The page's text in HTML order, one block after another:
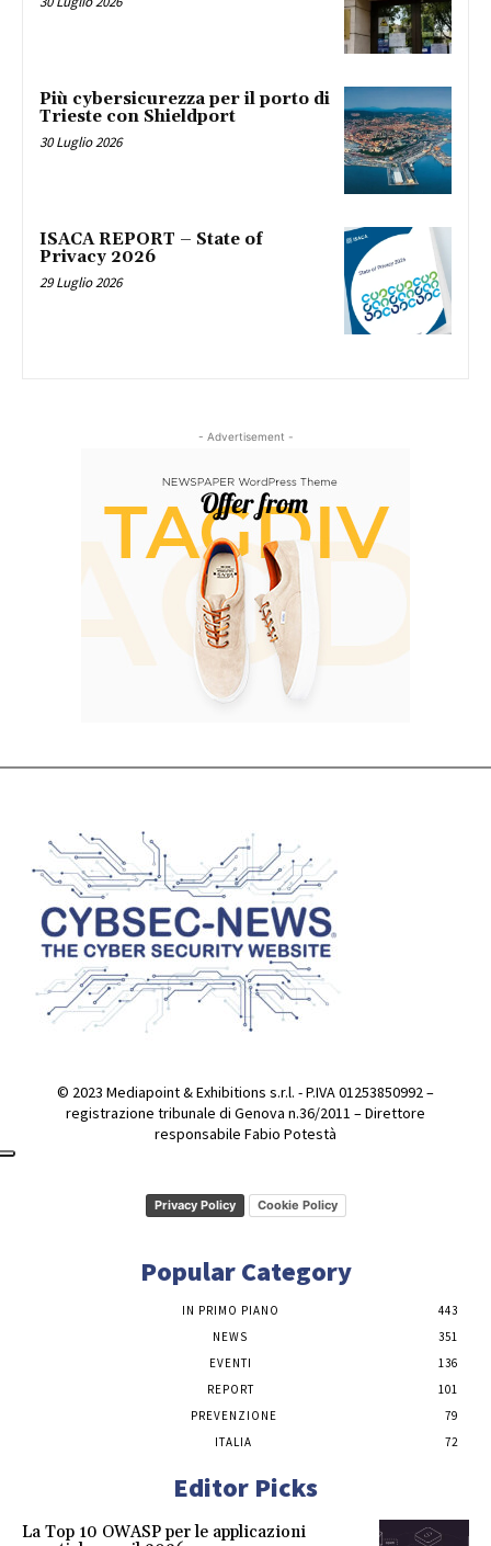
Più cybersicurezza per il porto di
Trieste con Shieldport
30 Luglio 2026
ISACA REPORT – State of
Privacy 2026
29 Luglio 2026
- Advertisement -
© 2023 Mediapoint & Exhibitions s.r.l. - P.IVA 01253850992 –
registrazione tribunale di Genova n.36/2011 – Direttore
responsabile Fabio Potestà
Privacy Policy Cookie Policy
Popular Category
IN PRIMO PIANO
443
NEWS
351
EVENTI
136
REPORT
101
PREVENZIONE
79
ITALIA
72
Editor Picks
La Top 10 OWASP per le applicazioni